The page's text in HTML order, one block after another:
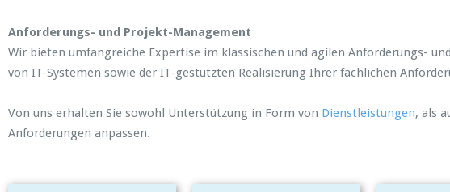
Anforderungs- und Projekt-Management
Wir bieten umfangreiche Expertise im klassischen und agilen Anforderungs-
von IT-Systemen sowie der IT-gestützten Realisierung Ihrer fachlichen
Von uns erhalten Sie sowohl Unterstützung in Form von Dienstleistungen, als
Anforderungen anpassen.